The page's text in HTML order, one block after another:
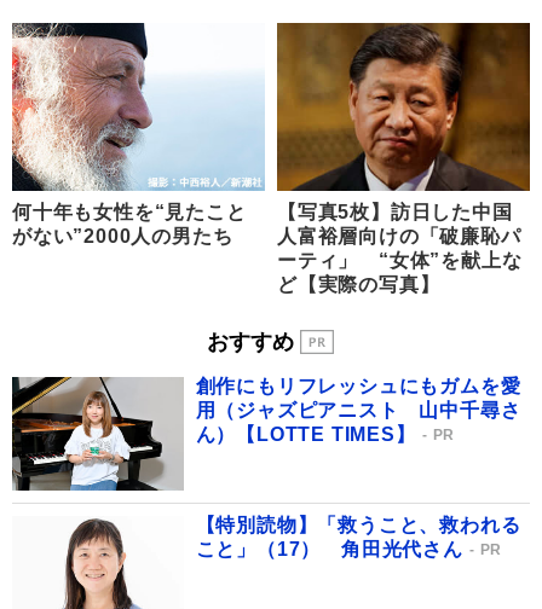
何十年も女性を“見たこと
がない”2000人の男たち
【写真5枚】訪日した中国
人富裕層向けの「破廉恥パ
ーティ」 “女体”を献上な
ど【実際の写真】
おすすめ
創作にもリフレッシュにもガムを愛
用（ジャズピアニスト 山中千尋さ
ん）【LOTTE TIMES】
PR
【特別読物】「救うこと、救われる
こと」（17） 角田光代さん
PR